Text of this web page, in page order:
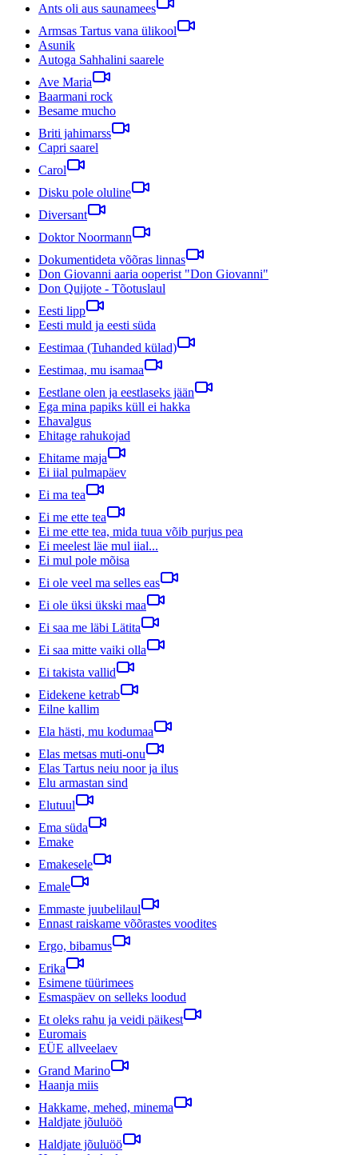
Ants oli aus saunamees
Armsas Tartus vana ülikool
Asunik
Autoga Sahhalini saarele
Ave Maria
Baarmani rock
Besame mucho
Briti jahimarss
Capri saarel
Carol
Disku pole oluline
Diversant
Doktor Noormann
Dokumentideta võõras linnas
Don Giovanni aaria ooperist "Don Giovanni"
Don Quijote - Tõotuslaul
Eesti lipp
Eesti muld ja eesti süda
Eestimaa (Tuhanded külad)
Eestimaa, mu isamaa
Eestlane olen ja eestlaseks jään
Ega mina papiks küll ei hakka
Ehavalgus
Ehitage rahukojad
Ehitame maja
Ei iial pulmapäev
Ei ma tea
Ei me ette tea
Ei me ette tea, mida tuua võib purjus pea
Ei meelest läe mul iial...
Ei mul pole mõisa
Ei ole veel ma selles eas
Ei ole üksi ükski maa
Ei saa me läbi Lätita
Ei saa mitte vaiki olla
Ei takista vallid
Eidekene ketrab
Eilne kallim
Ela hästi, mu kodumaa
Elas metsas muti-onu
Elas Tartus neiu noor ja ilus
Elu armastan sind
Elutuul
Ema süda
Emake
Emakesele
Emale
Emmaste juubelilaul
Ennast raiskame võõrastes voodites
Ergo, bibamus
Erika
Esimene tüürimees
Esmaspäev on selleks loodud
Et oleks rahu ja veidi päikest
Euromais
EÜE allveelaev
Grand Marino
Haanja miis
Hakkame, mehed, minema
Haldjate jõuluöö
Haldjate jõuluöö